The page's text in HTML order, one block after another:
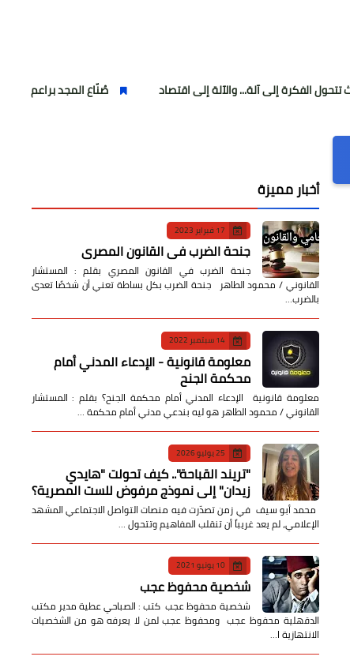
آلة... والآلة إلى اقتصاد صُنّاع المجد براعم 2014 وقطاع الشباب لمنصات التتويج ببطولة كأس المستقبل العربي
أخبار مميزة
17 فبراير 2023
جنحة الضرب في القانون المصري
جنحة الضرب في القانون المصري بقلم : المستشار
القانوني / محمود الطاهر جنحة الضرب بكل بساطة تعني أن شخصًا تعدى
بالضرب…
14 سبتمبر 2022
معلومة قانونية - الإدعاء المدني أمام
محكمة الجنح
معلومة قانونية الإدعاء المدني أمام محكمة الجنح؟ بقلم : المستشار
القانوني / محمود الطاهر هو ليه بندعي مدني أمام محكمة …
25 يوليو 2026
​"تريند القباحة".. كيف تحولت "هايدي
زيدان" إلى نموذج مرفوض للست المصرية؟
​ محمد أبو سيف ​في زمن تصدّرت فيه منصات التواصل الاجتماعي المشهد
الإعلامي، لم يعد غريباً أن تنقلب المفاهيم وتتحول …
10 يونيو 2021
شخصية محفوظ عجب
شخصية محفوظ عجب كتب : الصباحي عطية مدير مكتب
الدقهلية محفوظ عجب ومحفوظ عجب لمن لا يعرفه هو من الشخصيات
الانتهازية ا…